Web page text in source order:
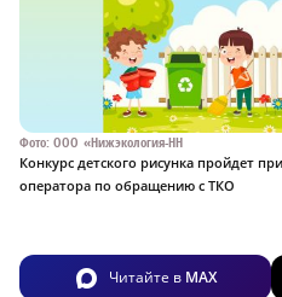
Фото: ООО «Нижэкология-НН
Конкурс детского рисунка пройдет
оператора по обращению с ТКО
Читайте в MAX